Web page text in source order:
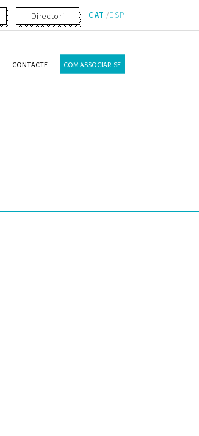
Directori CAT ESP
CONTACTE COM ASSOCIAR-SE